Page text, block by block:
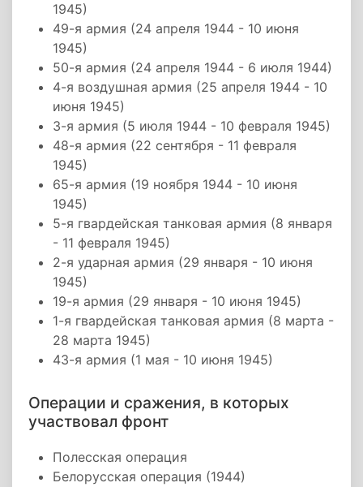
1945)
49-я армия (24 апреля 1944 - 10 июня
1945)
50-я армия (24 апреля 1944 - 6 июля 1944)
4-я воздушная армия (25 апреля 1944 - 10
июня 1945)
3-я армия (5 июля 1944 - 10 февраля 1945)
48-я армия (22 сентября - 11 февраля
1945)
65-я армия (19 ноября 1944 - 10 июня
1945)
5-я гвардейская танковая армия (8 января
- 11 февраля 1945)
2-я ударная армия (29 января - 10 июня
1945)
19-я армия (29 января - 10 июня 1945)
1-я гвардейская танковая армия (8 марта -
28 марта 1945)
43-я армия (1 мая - 10 июня 1945)
Операции и сражения, в которых
участвовал фронт
Полесская операция
Белорусская операция (1944)